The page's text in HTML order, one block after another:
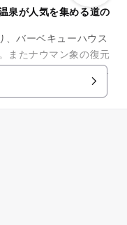
泉が人気を集める道の
、バーベキューハウス
またナウマン象の復元
象記念館」や温泉施設